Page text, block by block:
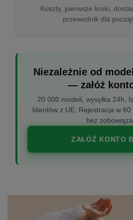
Koszty, pierwsze kroki,
przewodnik dla
Niezależnie od
— załóż
20 000 modeli, wysyłka 24h,
klientów z UE. Rejestracja w 60
bez
ZAŁÓŻ KONTO